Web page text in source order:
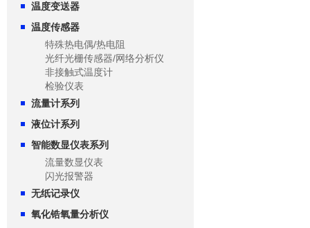
温度变送器
温度传感器
特殊热电偶/热电阻
光纤光栅传感器/网络分析仪
非接触式温度计
检验仪表
流量计系列
液位计系列
智能数显仪表系列
流量数显仪表
闪光报警器
无纸记录仪
氧化锆氧量分析仪